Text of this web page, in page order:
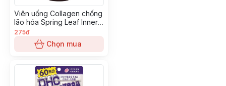
Viên uống Collagen chống
lão hóa Spring Leaf Inner
Beauty Collagen Plus 90
viên date 2/2025
275đ
Chọn mua